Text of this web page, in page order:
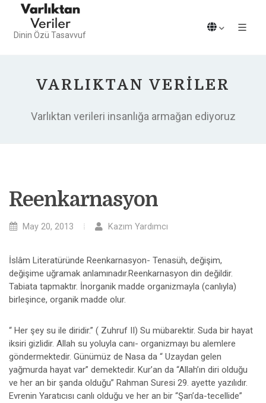
Dinin Özü Tasavvuf
VARLIKTAN VERILER
Varlıktan verileri insanlığa armağan ediyoruz
Reenkarnasyon
May 20, 2013 Kazım Yardımcı
İslâm Literatüründe Reenkarnasyon- Tenasüh, değişim,
değişime uğramak anlamınadır.Reenkarnasyon din değildir.
Tabiata tapmaktır. İnorganik madde organizmayla (canlıyla)
birleşince, organik madde olur.
“ Her şey su ile diridir.” ( Zuhruf II) Su mübarektir. Suda bir hayat
iksiri gizlidir. Allah su yoluyla canı- organizmayı bu alemlere
göndermektedir. Günümüz de Nasa da “ Uzaydan gelen
yağmurda hayat var” demektedir. Kur’an da “Allah’ın diri olduğu
ve her an bir şanda olduğu” Rahman Suresi 29. ayette yazılıdır.
Evrenin Yaratıcısı canlı olduğu ve her an bir “Şan’da-tecellide”